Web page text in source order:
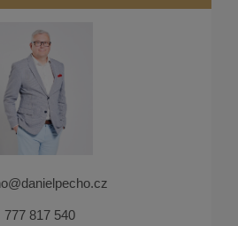
777 817 540